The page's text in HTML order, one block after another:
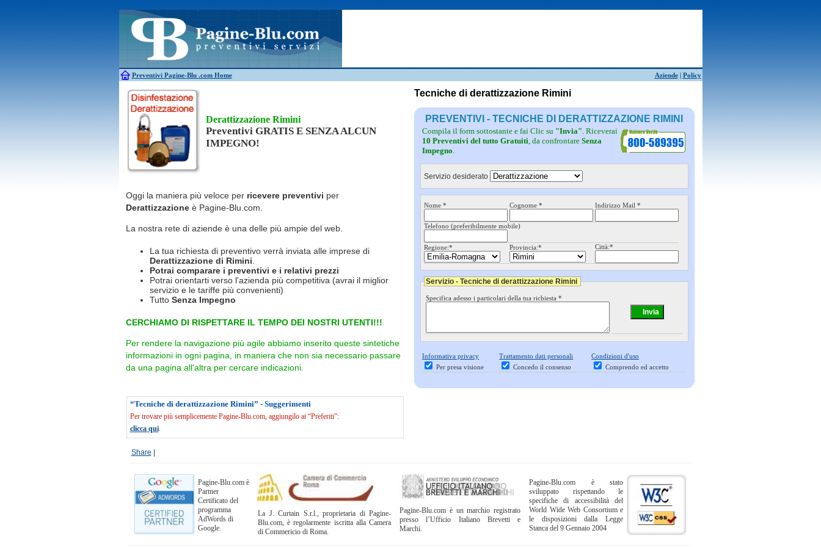
Preventivi Pagine-Blu .com Home Aziende| Policy
Antifurti
Allarme
Bagni chimici
Edilizia Giardinieri
Caldaie
Falegnami Idraulici
Canne fumarie
Parquet
Derattizzazione Rimini
Preventivi GRATIS E SENZA ALCUN
IMPEGNO!
Oggi la maniera più veloce per ricevere preventivi per
Derattizzazioneè Pagine-Blu.com.
La nostra rete di aziende è una delle più ampie del web.
La tua richiesta di preventivo verrà inviata alle imprese di
Derattizzazione di Rimini
Potrai comparare i preventivi e i relativi prezzi
Potrai orientarti verso l'azienda più competitiva (avrai il miglior
servizio e le tariffe più convenienti)
Tutto Senza Impegno
CERCHIAMO DI RISPETTARE IL TEMPO DEI NOSTRI UTENTI!!!
Per rendere la navigazione più agile abbiamo inserito queste sintetiche
informazioni in ogni pagina, in maniera che non sia necessario passare
da una pagina all'altra per cercare indicazioni.
“Tecniche di derattizzazione Rimini” - Suggerimenti
Per trovare più semplicemente Pagine-Blu.com, aggiungilo ai “Preferiti”:
clicca qui.
Share
Tecniche di derattizzazione Rimini
PREVENTIVI - TECNICHE DI DERATTIZZAZIONE RIMINI
Compila il form sottostante e fai Clic su "Invia". Riceverai
10 Preventivi del tutto Gratuiti, da confrontareSenza
Impegno.
Servizio desiderato
Nome * Cognome * Indirizzo Mail *
Telefono (preferibilmente mobile)
Regione:* Provincia:* Città:*
Servizio - Tecniche di derattizzazione Rimini
Specifica adesso i particolari della tua richiesta *
Informativa privacy
Per presa visione
Trattamento dati personali
Concedo il consenso
Condizioni d'uso
Comprendo ed accetto
Pagine-Blu.com è
Partner
Certificato del
programma
AdWords di
Google.
La J. Curtain S.r.l., proprietaria di Pagine-
Blu.com, è regolarmente iscritta alla Camera
di Commericio di Roma.
Pagine-Blu.com è un marchio registrato
presso l’Ufficio Italiano Brevetti e
Marchi.
Pagine-Blu.com è stato
sviluppato rispettando le
specifiche di accessibilità del
World Wide Web Consortium e
le disposizioni dalla Legge
Stanca del 9 Gennaio 2004